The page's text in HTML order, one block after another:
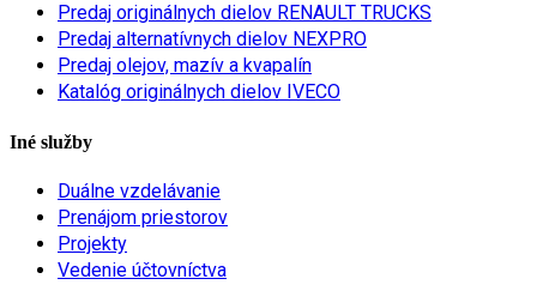
Predaj originálnych dielov RENAULT TRUCKS
Predaj alternatívnych dielov NEXPRO
Predaj olejov, mazív a kvapalín
Katalóg originálnych dielov IVECO
Iné služby
Duálne vzdelávanie
Prenájom priestorov
Projekty
Vedenie účtovníctva